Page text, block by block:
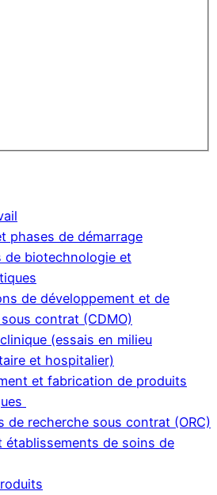
phases de démarrage
de biotechnologie et
de développement et de
contrat (CDMO)
(essais en milieu
et hospitalier)
et fabrication de produits
de recherche sous contrat (ORC)
établissements de soins de